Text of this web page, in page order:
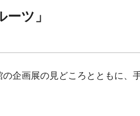
ツ」
企画展の見どころとともに、